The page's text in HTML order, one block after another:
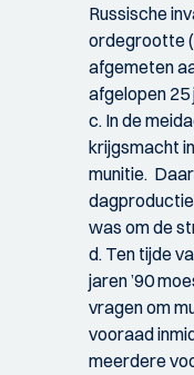
Russische
ordegrootte
afgemeten
afgelopen 25
c. In de
krijgsmacht
munitie.
was om de
d. Ten tijde
jaren ’90
vragen om
vooraad
meerdere